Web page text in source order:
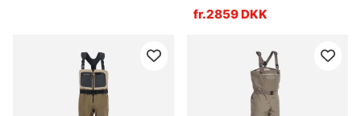
fr.2859 DKK